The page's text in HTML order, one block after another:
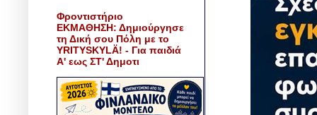
Φροντιστήριο
ΕΚΜΑΘΗΣΗ: Δημιούργησε
τη Δική σου Πόλη με το
YRITYSKYLÄ! - Για παιδιά
Α' εως ΣΤ' Δημοτι